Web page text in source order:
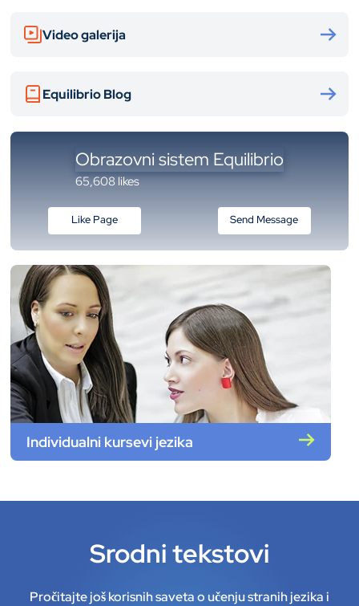
Video galerija
Equilibrio Blog
Obrazovni sistem Equilibrio
65,608 likes
Like Page Send Message
Individualni kursevi jezika
Srodni tekstovi
Pročitajte još korisnih saveta o učenju stranih jezika i